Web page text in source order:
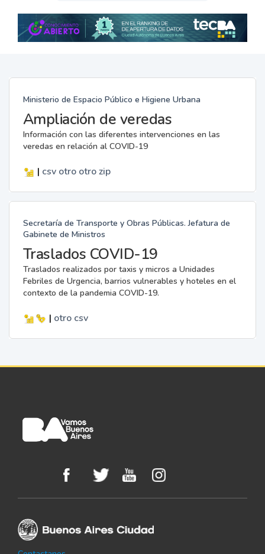
Ministerio de Espacio Público e Higiene Urbana
Ampliación de veredas
Información con las diferentes intervenciones en las
veredas en relación al COVID-19
| csv otro otro zip
Secretaría de Transporte y Obras Públicas. Jefatura de
Gabinete de Ministros
Traslados COVID-19
Traslados realizados por taxis y micros a Unidades
Febriles de Urgencia, barrios vulnerables y hoteles en el
contexto de la pandemia COVID-19.
| otro csv